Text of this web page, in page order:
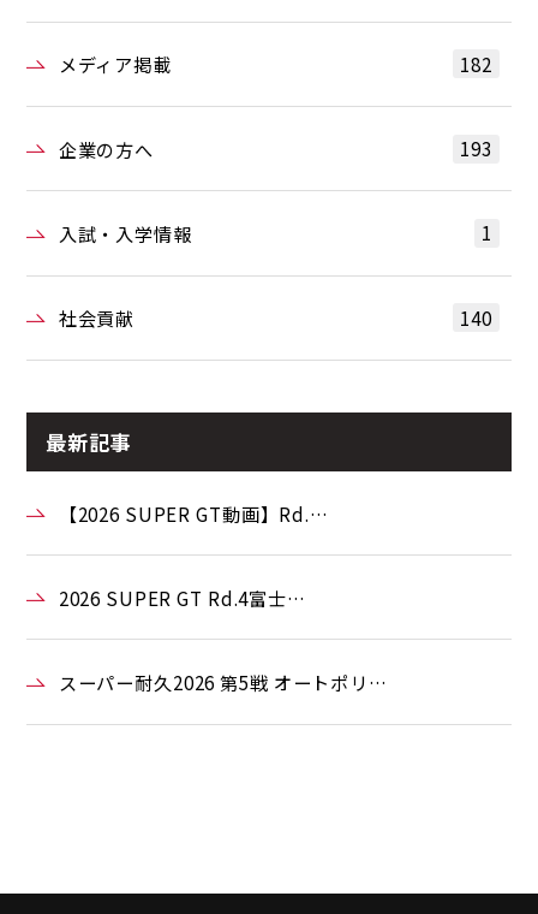
メディア掲載 182
企業の方へ 193
入試・入学情報 1
社会貢献 140
最新記事
【2026 SUPER GT動画】Rd.…
2026 SUPER GT Rd.4富士…
スーパー耐久2026 第5戦 オートポリ…